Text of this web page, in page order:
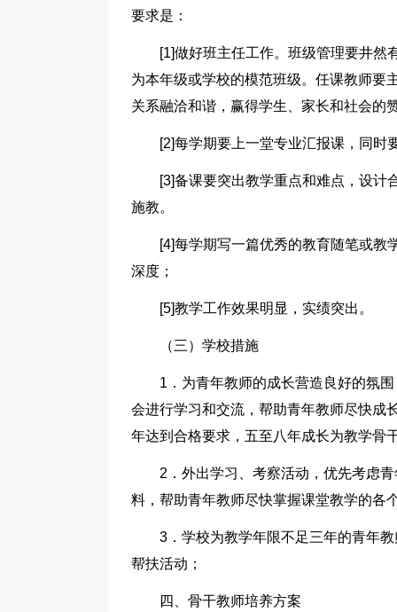
要求是：
[1]做好班主任工作。班级管理要井然
为本年级或学校的模范班级。任课教师要
关系融洽和谐，赢得学生、家长和社会的
[2]每学期要上一堂专业汇报课，同时
[3]备课要突出教学重点和难点，设计
施教。
[4]每学期写一篇优秀的教育随笔或教
深度；
[5]教学工作效果明显，实绩突出。
（三）学校措施
1．为青年教师的成长营造良好的氛
会进行学习和交流，帮助青年教师尽快成
年达到合格要求，五至八年成长为教学骨
2．外出学习、考察活动，优先考虑
料，帮助青年教师尽快掌握课堂教学的各
3．学校为教学年限不足三年的青年
帮扶活动；
四、骨干教师培养方案